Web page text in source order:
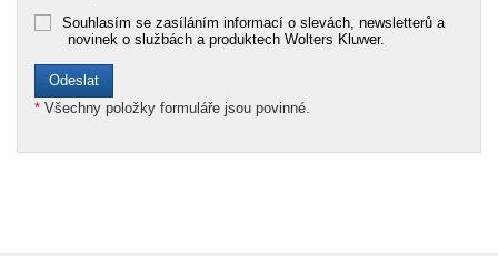
Souhlasím se zasíláním informací o slevách, newsletterů a
novinek o službách a produktech Wolters Kluwer.
* Všechny položky formuláře jsou povinné.